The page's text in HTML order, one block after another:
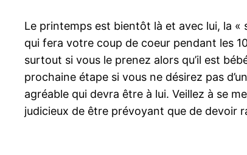
Le printemps est bientôt là et avec lui, la
qui fera votre coup de coeur pendant les
surtout si vous le prenez alors qu’il est
prochaine étape si vous ne désirez pas
agréable qui devra être à lui. Veillez à se
judicieux de être prévoyant que de devoir